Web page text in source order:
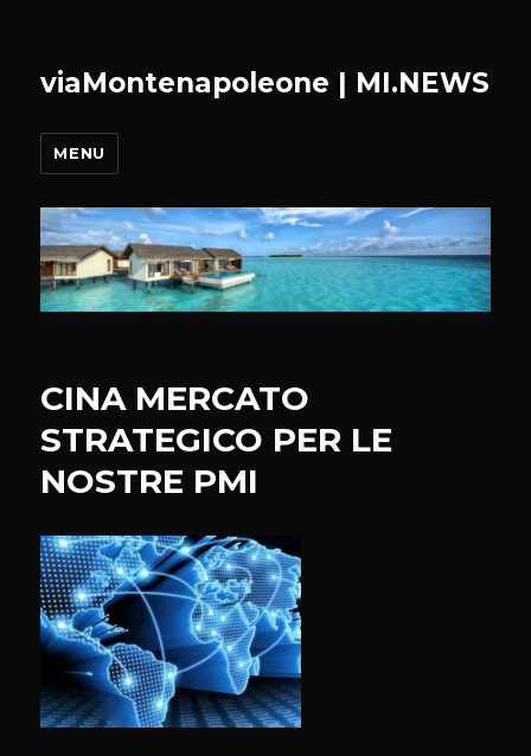
viaMontenapoleone | MI.NEWS
MENU
CINA MERCATO
STRATEGICO PER LE
NOSTRE PMI